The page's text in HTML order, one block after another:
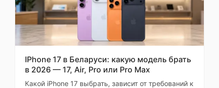
Микроархитектура
ЦПУ
ARM Cortex-X4 3100
МГц + Cortex-A720
2900 МГц + Cortex-
A720 2600 МГц +
Разрядность
процессора
64 бита
Ваша
оценка
ВашеIPhone 17 в Беларуси: какую модель брать
в 2026 — 17, Air, Pro или Pro Max
Какой iPhone 17 выбрать, зависит от требований к